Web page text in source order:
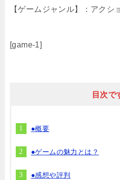
【ゲームジャンル】：アクシ
[game-1]
目次で
●概要
●ゲームの魅力とは？
●感想や評判